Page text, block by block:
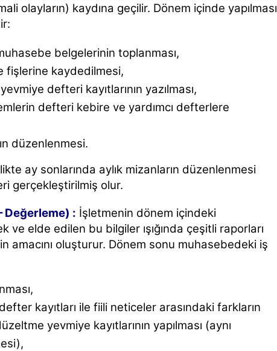
olayların) kaydına geçilir. Dönem içinde yapılması
belgelerinin toplanması,
fişlerine kaydedilmesi,
defteri kayıtlarının yazılması,
defteri kebire ve yardımcı defterlere
düzenlenmesi.
ay sonlarında aylık mizanların düzenlenmesi
gerçekleştirilmiş olur.
Değerleme) : İşletmenin dönem içindeki
ve elde edilen bu bilgiler ışığında çeşitli raporları
amacını oluşturur. Dönem sonu muhasebedeki iş
kayıtları ile fiili neticeler arasındaki farkların
yevmiye kayıtlarının yapılması (aynı